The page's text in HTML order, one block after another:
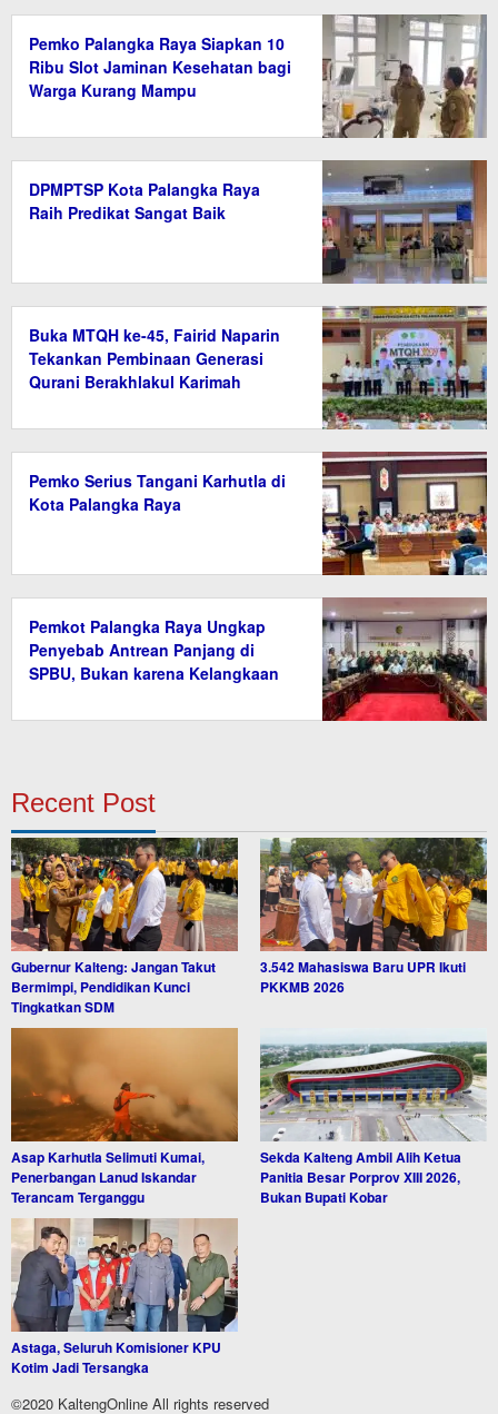
Pemko Palangka Raya Siapkan 10
Ribu Slot Jaminan Kesehatan bagi
Warga Kurang Mampu
DPMPTSP Kota Palangka Raya
Raih Predikat Sangat Baik
Buka MTQH ke-45, Fairid Naparin
Tekankan Pembinaan Generasi
Qurani Berakhlakul Karimah
Pemko Serius Tangani Karhutla di
Kota Palangka Raya
Pemkot Palangka Raya Ungkap
Penyebab Antrean Panjang di
SPBU, Bukan karena Kelangkaan
Recent Post
Gubernur Kalteng: Jangan Takut
Bermimpi, Pendidikan Kunci
Tingkatkan SDM
3.542 Mahasiswa Baru UPR Ikuti
PKKMB 2026
Asap Karhutla Selimuti Kumai,
Penerbangan Lanud Iskandar
Terancam Terganggu
Sekda Kalteng Ambil Alih Ketua
Panitia Besar Porprov XIII 2026,
Bukan Bupati Kobar
Astaga, Seluruh Komisioner KPU
Kotim Jadi Tersangka
©2020 KaltengOnline All rights reserved